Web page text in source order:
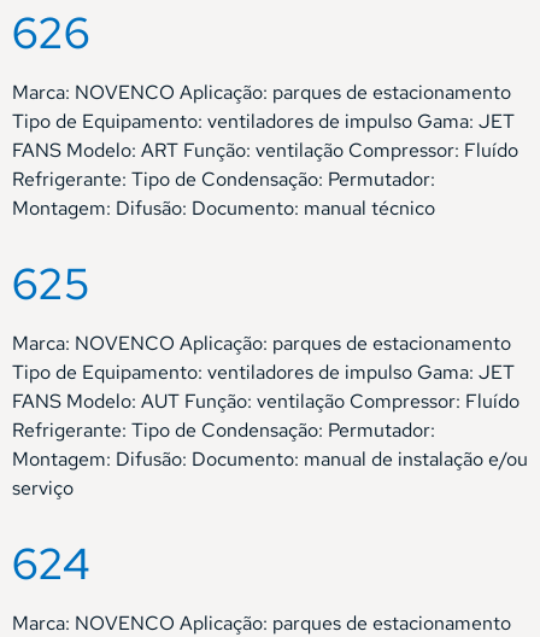
626
Marca: NOVENCO Aplicação: parques de estacionamento
Tipo de Equipamento: ventiladores de impulso Gama: JET
FANS Modelo: ART Função: ventilação Compressor: Fluído
Refrigerante: Tipo de Condensação: Permutador:
Montagem: Difusão: Documento: manual técnico
625
Marca: NOVENCO Aplicação: parques de estacionamento
Tipo de Equipamento: ventiladores de impulso Gama: JET
FANS Modelo: AUT Função: ventilação Compressor: Fluído
Refrigerante: Tipo de Condensação: Permutador:
Montagem: Difusão: Documento: manual de instalação e/ou
serviço
624
Marca: NOVENCO Aplicação: parques de estacionamento